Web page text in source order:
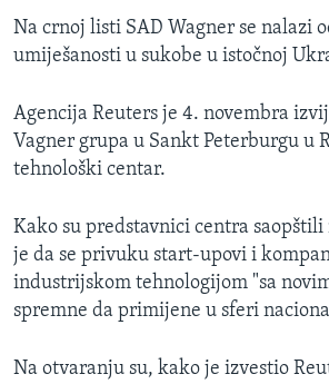
Na crnoj listi SAD Wagner se nalazi
umiješanosti u sukobe u istočnoj
Agencija Reuters je 4. novembra
Vagner grupa u Sankt Peterburgu u
tehnološki centar.
Kako su predstavnici centra
je da se privuku start-upovi i
industrijskom tehnologijom "sa
spremne da primijene u sferi
Na otvaranju su, kako je izvestio